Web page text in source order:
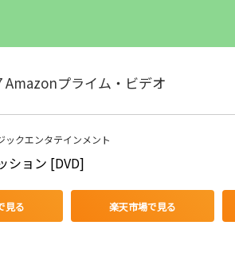
プライム・ビデオ
ックエンタテインメント
ション [DVD]
見る 楽天市場で見る